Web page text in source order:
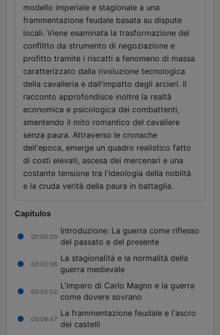
modello imperiale e stagionale a una
frammentazione feudale basata su dispute
locali. Viene esaminata la trasformazione del
conflitto da strumento di negoziazione e
profitto tramite i riscatti a fenomeno di massa
caratterizzato dalla rivoluzione tecnologica
della cavalleria e dall'impatto degli arcieri. Il
racconto approfondisce inoltre la realtà
economica e psicologica dei combattenti,
smentendo il mito romantico del cavaliere
senza paura. Attraverso le cronache
dell'epoca, emerge un quadro realistico fatto
di costi elevati, ascesa dei mercenari e una
costante tensione tra l'ideologia della nobiltà
e la cruda verità della paura in battaglia.
Capítulos
00:00:00
Introduzione: La guerra come riflesso
del passato e del presente
00:02:06
La stagionalità e la normalità della
guerra medievale
00:05:52
L'impero di Carlo Magno e la guerra
come dovere sovrano
00:08:47
La frammentazione feudale e l'ascro
dei castelli